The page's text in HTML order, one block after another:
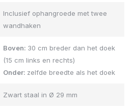
Inclusief ophangroede met twee
wandhaken
Boven: 30 cm breder dan het doek
(15 cm links en rechts)
Onder: zelfde breedte als het doek
Zwart staal in Ø 29 mm